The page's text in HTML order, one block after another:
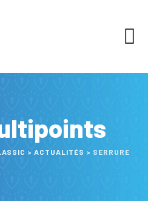
> ACTUALITÉS > SERRURE